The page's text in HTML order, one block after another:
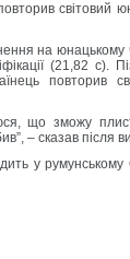
світовий
на юнацькому
(21,82 с).
повторив
що зможу
– сказав після
у